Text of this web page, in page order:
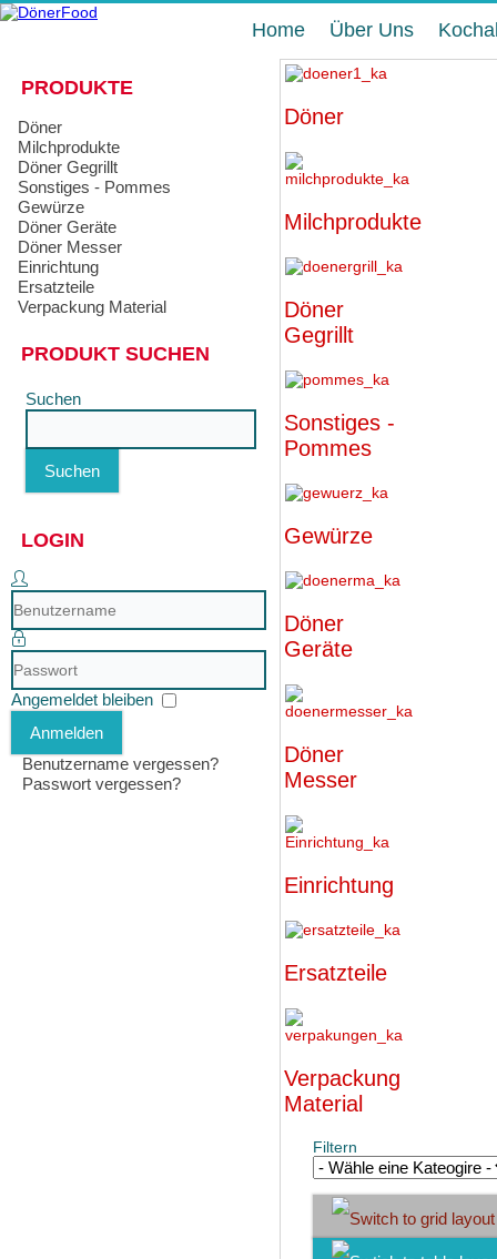
Home Über Uns
PRODUKTE
Döner
Milchprodukte
Döner Gegrillt
Sonstiges - Pommes
Gewürze
Döner Geräte
Döner Messer
Einrichtung
Ersatzteile
Verpackung Material
PRODUKT SUCHEN
Suchen
Suchen
LOGIN
Angemeldet bleiben
Anmelden
Benutzername vergessen?
Passwort vergessen?
Döner
Milchprodukte
Döner
Gegrillt
Sonstiges -
Pommes
Gewürze
Döner
Geräte
Döner
Messer
Einrichtung
Ersatzteile
Verpackung
Material
Filtern